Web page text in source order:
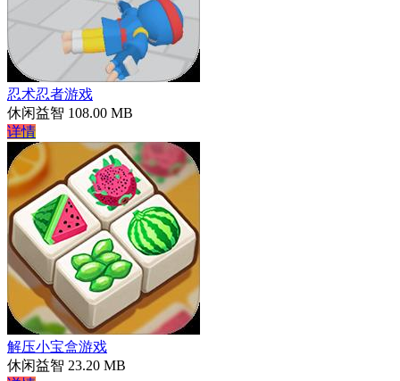
忍术忍者游戏
休闲益智 108.00 MB
详情
解压小宝盒游戏
休闲益智 23.20 MB